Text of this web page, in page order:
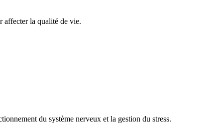
affecter la qualité de vie.
du système nerveux et la gestion du stress.